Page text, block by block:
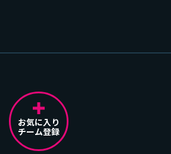
お気に入り
チーム登録